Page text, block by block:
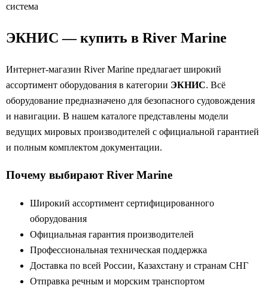
система
ЭКНИС — купить в River Marine
Интернет-магазин River Marine предлагает широкий
ассортимент оборудования в категории ЭКНИС. Всё
оборудование предназначено для безопасного судовождения
и навигации. В нашем каталоге представлены модели
ведущих мировых производителей с официальной гарантией
и полным комплектом документации.
Почему выбирают River Marine
Широкий ассортимент сертифицированного
оборудования
Официальная гарантия производителей
Профессиональная техническая поддержка
Доставка по всей России, Казахстану и странам СНГ
Отправка речным и морским транспортом